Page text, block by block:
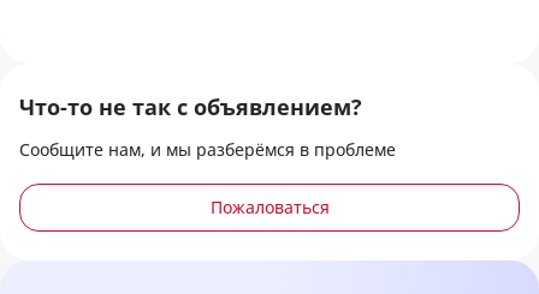
Что-то не так с объявлением?
Сообщите нам, и мы разберёмся в проблеме
Пожаловаться